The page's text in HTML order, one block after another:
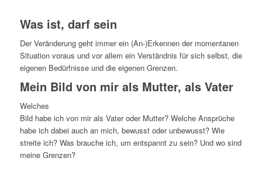
Was ist, darf sein
Der Veränderung geht immer ein (An-)Erkennen der momentanen
Situation voraus und vor allem ein Verständnis für sich selbst, die
eigenen Bedürfnisse und die eigenen Grenzen.
Mein Bild von mir als Mutter, als Vater
Welches
Bild habe ich von mir als Vater oder Mutter? Welche Ansprüche
habe ich dabei auch an mich, bewusst oder unbewusst? Wie
streite ich? Was brauche ich, um entspannt zu sein? Und wo sind
meine Grenzen?